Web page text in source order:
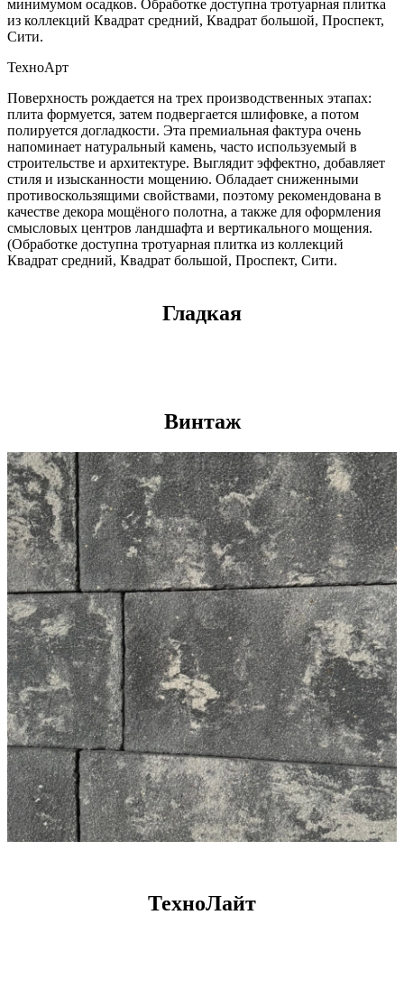
минимумом осадков. Обработке доступна тротуарная плитка
из коллекций Квадрат средний, Квадрат большой, Проспект,
Сити.
ТехноАрт
Поверхность рождается на трех производственных этапах:
плита формуется, затем подвергается шлифовке, а потом
полируется догладкости. Эта премиальная фактура очень
напоминает натуральный камень, часто используемый в
строительстве и архитектуре. Выглядит эффектно, добавляет
стиля и изысканности мощению. Обладает сниженными
противоскользящими свойствами, поэтому рекомендована в
качестве декора мощёного полотна, а также для оформления
смысловых центров ландшафта и вертикального мощения.
(Обработке доступна тротуарная плитка из коллекций
Квадрат средний, Квадрат большой, Проспект, Сити.
Гладкая
Винтаж
ТехноЛайт